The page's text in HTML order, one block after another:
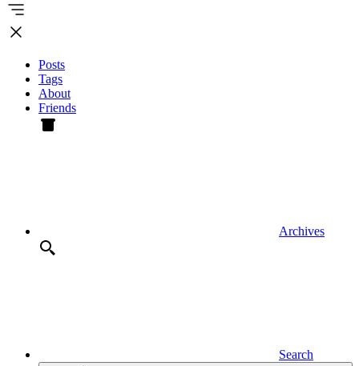
Posts
Tags
About
Friends
Archives
Search